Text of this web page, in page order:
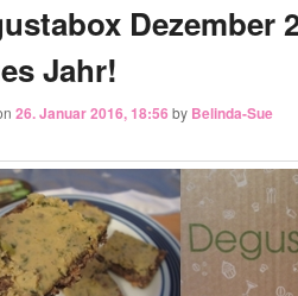
Dezember
Jahr!
26. Januar 2016, 18:56 by Belinda-Sue